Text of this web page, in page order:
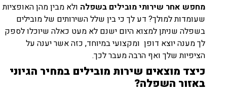
מחפש אחר שירותי מובילים בשפלה ולא מבין מהן האופציות
שעומדות למולך? דע לך כי בין שלל השירותים של מובילים
בשפלה שניתן למצוא היום ישנם לא מעט כאלה שיוכלו לספק
לך מענה יוצא דופן ומקצועי במיוחד, כזה אשר יענה על
הציפיות שלך ואף הרבה מעבר לכך.
כיצד מוצאים שירות מובילים במחיר הגיוני
באזור השפלה?